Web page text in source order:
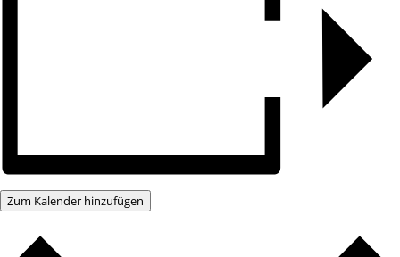
Zum Kalender hinzufügen